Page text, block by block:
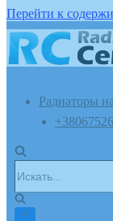
Перейти к
Радиаторы